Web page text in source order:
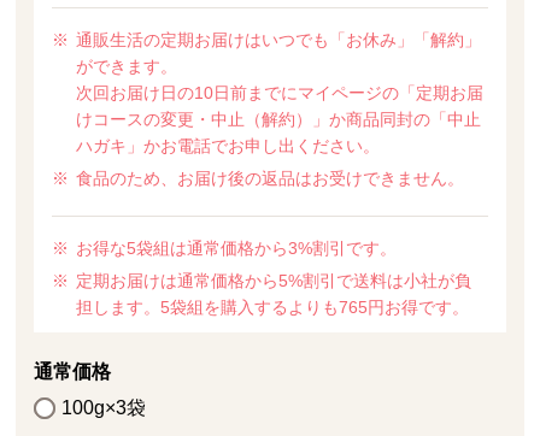
通販生活の定期お届けはいつでも「お休み」「解約」
ができます。
次回お届け日の10日前までにマイページの「定期お届
けコースの変更・中止（解約）」か商品同封の「中止
ハガキ」かお電話でお申し出ください。
食品のため、お届け後の返品はお受けできません。
お得な5袋組は通常価格から3%割引です。
定期お届けは通常価格から5%割引で送料は小社が負
担します。5袋組を購入するよりも765円お得です。
通常価格
100g×3袋